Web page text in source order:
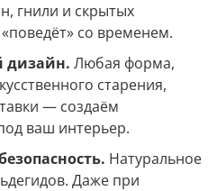
гнили и скрытых
со временем.
дизайн. Любая форма,
старения,
— создаём
ваш интерьер.
Натуральное
Даже при